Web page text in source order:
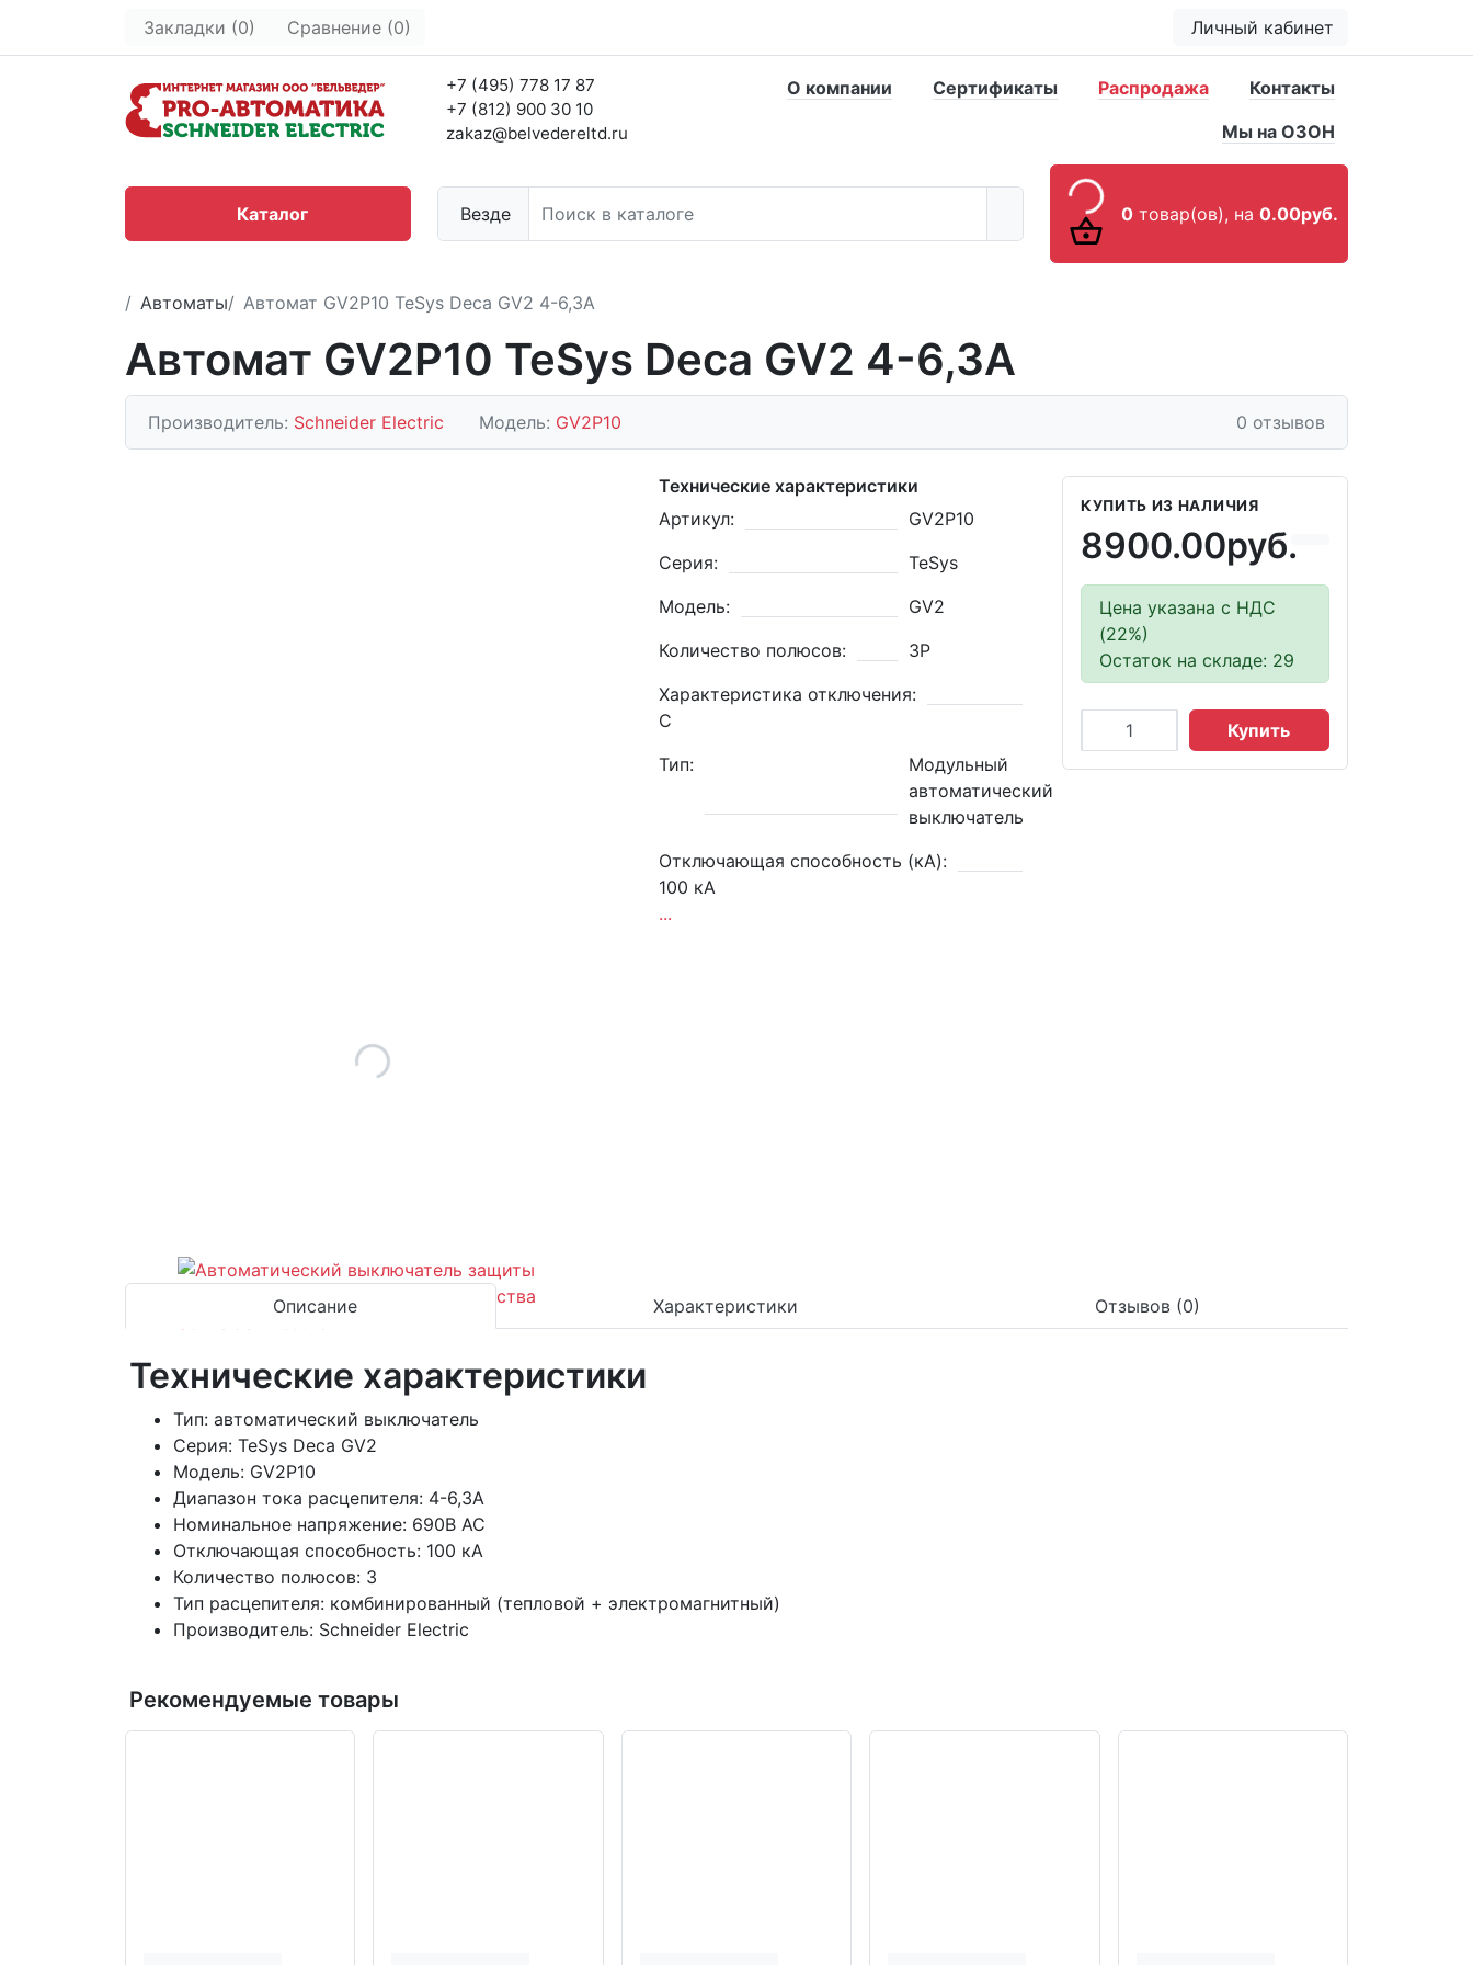
Закладки (0) Сравнение (0) Личный кабинет
+7 (495) 778 17 87
+7 (812) 900 30 10
zakaz@belvedereltd.ru
Везде
О компании Сертификаты Распродажа
Контакты
Мы на ОЗОН
0 товар(ов), на 0.00руб.
Каталог
Автоматы Автомат GV2P10 TeSys Deca GV2 4-6,3А
Автомат GV2P10 TeSys Deca GV2 4-6,3А
Производитель: Schneider Electric Модель: GV2P10 0 отзывов
КУПИТЬ ИЗ НАЛИЧИЯ
8900.00руб.
Цена указана с НДС
(22%)
Остаток на складе: 29
Купить
Технические характеристики
Артикул:
GV2P10
Серия:
TeSys
Модель:
GV2
Количество полюсов:
3P
Характеристика отключения:
C
Тип:
Модульный
автоматический
выключатель
Отключающая способность (кА):
100 кА
...
Описание Характеристики Отзывов (0)
Технические характеристики
Тип: автоматический выключатель
Серия: TeSys Deca GV2
Модель: GV2P10
Диапазон тока расцепителя: 4-6,3А
Номинальное напряжение: 690В AC
Отключающая способность: 100 кА
Количество полюсов: 3
Тип расцепителя: комбинированный (тепловой + электромагнитный)
Производитель: Schneider Electric
Рекомендуемые товары